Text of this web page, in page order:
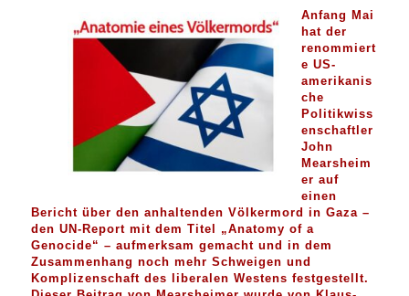
Anfang Mai
hat der
renommiert
e US-
amerikanis
che
Politikwiss
enschaftler
John
Mearsheim
er auf
einen
Bericht über den anhaltenden Völkermord in Gaza –
den UN-Report mit dem Titel „Anatomy of a
Genocide“ – aufmerksam gemacht und in dem
Zusammenhang noch mehr Schweigen und
Komplizenschaft des liberalen Westens festgestellt.